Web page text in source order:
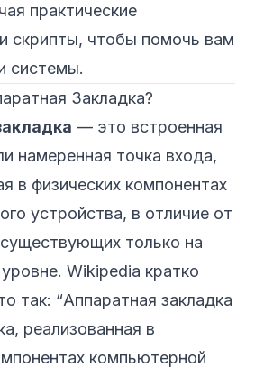
практические
скрипты, чтобы помочь вам
системы.
Закладка?
— это встроенная
намеренная точка входа,
в физических компонентах
устройства, в отличие от
только на
Wikipedia кратко
так: “Аппаратная закладка
реализованная в
компьютерной